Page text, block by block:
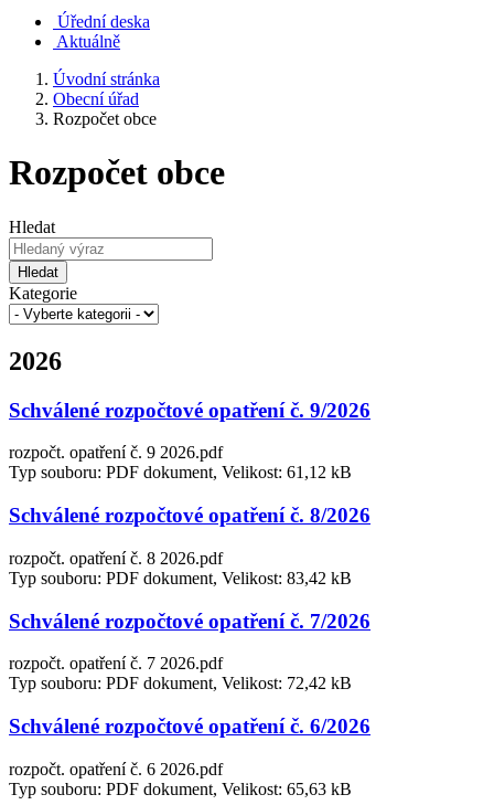
Úřední deska
Aktuálně
Úvodní stránka
Obecní úřad
Rozpočet obce
Rozpočet obce
Hledat
Hledat
Kategorie
2026
Schválené rozpočtové opatření č. 9/2026
rozpočt. opatření č. 9 2026.pdf
Typ souboru: PDF dokument, Velikost: 61,12 kB
Schválené rozpočtové opatření č. 8/2026
rozpočt. opatření č. 8 2026.pdf
Typ souboru: PDF dokument, Velikost: 83,42 kB
Schválené rozpočtové opatření č. 7/2026
rozpočt. opatření č. 7 2026.pdf
Typ souboru: PDF dokument, Velikost: 72,42 kB
Schválené rozpočtové opatření č. 6/2026
rozpočt. opatření č. 6 2026.pdf
Typ souboru: PDF dokument, Velikost: 65,63 kB